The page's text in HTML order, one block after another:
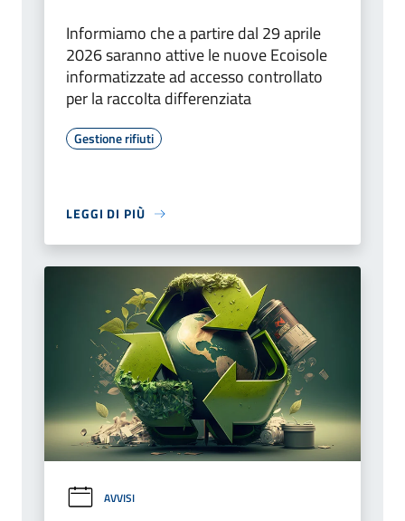
Informiamo che a partire dal 29 aprile
2026 saranno attive le nuove Ecoisole
informatizzate ad accesso controllato
per la raccolta differenziata
Gestione rifiuti
LEGGI DI PIÙ
AVVISI